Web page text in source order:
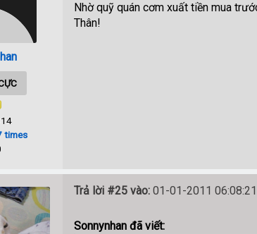
times
Nhờ quỹ quán cơm xuất tiền mua
Thân!
Trả lời #25 vào:01-01-2011 06:08:21
Sonnynhan đã viết: